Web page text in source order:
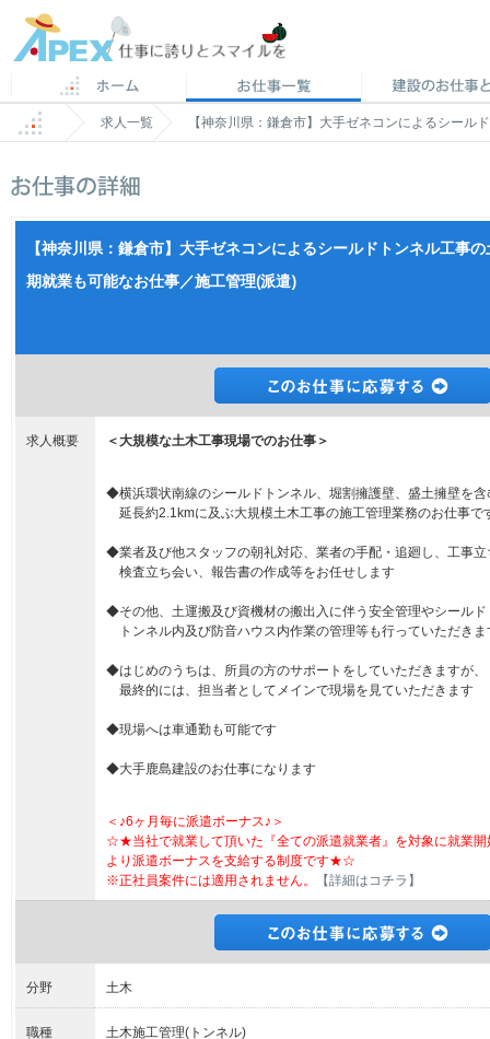
求人一覧 【神奈川県：鎌倉市】大手ゼネコンによるシー
【神奈川県：鎌倉市】大手ゼネコンによるシールドトンネル工事
期就業も可能なお仕事／施工管理(派遣)
求人概要 ＜大規模な土木工事現場でのお仕事＞
◆横浜環状南線のシールドトンネル、堀割擁護壁、盛土擁壁を含
延長約2.1kmに及ぶ大規模土木工事の施工管理業務のお仕事で
◆業者及び他スタッフの朝礼対応、業者の手配・追廻し、工事立
検査立ち会い、報告書の作成等をお任せします
◆その他、土運搬及び資機材の搬出入に伴う安全管理やシールド
トンネル内及び防音ハウス内作業の管理等も行っていただきま
◆はじめのうちは、所員の方のサポートをしていただきますが、
最終的には、担当者としてメインで現場を見ていただきます
◆現場へは車通勤も可能です
◆大手鹿島建設のお仕事になります
＜♪6ヶ月毎に派遣ボーナス♪＞
☆★当社で就業して頂いた『全ての派遣就業者』を対象に就業開
より派遣ボーナスを支給する制度です★☆
※正社員案件には適用されません。
【詳細はコチラ】
分野 土木
職種 土木施工管理(トンネル)